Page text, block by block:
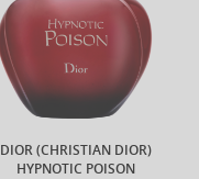
DIOR (CHRISTIAN DIOR)
HYPNOTIC POISON